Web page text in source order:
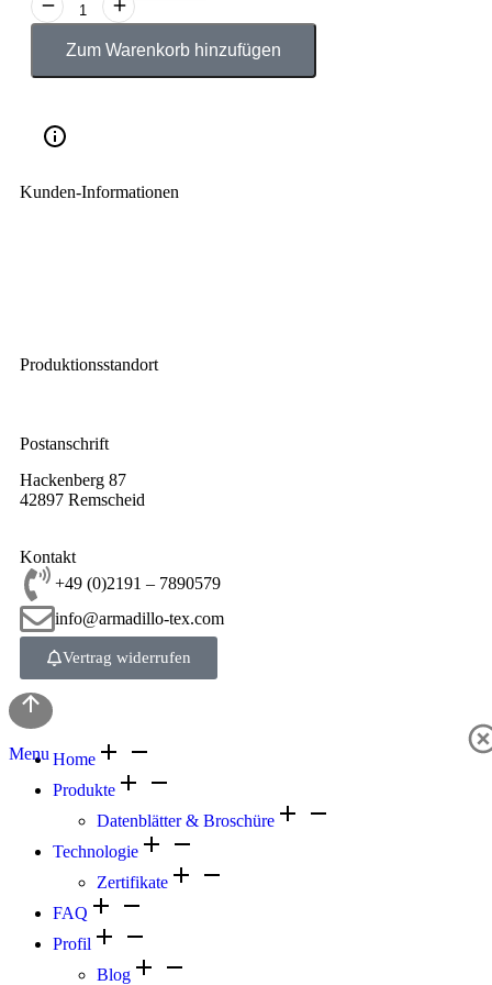
Zum Warenkorb hinzufügen
Kunden-Informationen
Produktionsstandort
Postanschrift
Hackenberg 87
42897 Remscheid
Kontakt
+49 (0)2191 – 7890579
info@armadillo-tex.com
Vertrag widerrufen
Menu Home
Produkte
Datenblätter & Broschüre
Technologie
Zertifikate
FAQ
Profil
Blog